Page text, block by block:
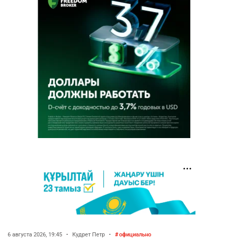
6 августа 2026, 19:45 • Кудрет Петр • официально